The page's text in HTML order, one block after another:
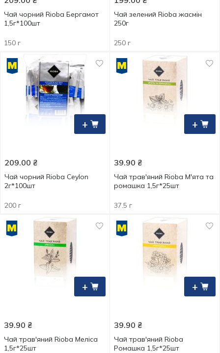
Чай чорний Rioba Бергамот
1,5г*100шт
150 г
Чай зелений Rioba жасмін
250г
250 г
+
209.00 ₴
Чай чорний Rioba Ceylon
2г*100шт
200 г
+
39.90 ₴
Чай трав'яний Rioba М'ята та
ромашка 1,5г*25шт
37.5 г
+
39.90 ₴
Чай трав'яний Rioba Меліса
1,5г*25шт
+
39.90 ₴
Чай трав'яний Rioba
Ромашка 1,5г*25шт